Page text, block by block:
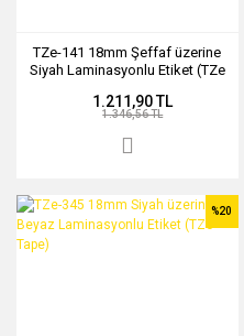
TZe-141 18mm Şeffaf üzerine
Siyah Laminasyonlu Etiket (TZe
1.211,90 TL
1.346,56 TL
%20